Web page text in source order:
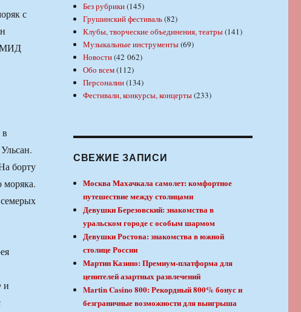
с
МИД
борту
моряка.
и
Без рубрики(145)
Грушинский фестиваль(82)
Клубы, творческие объединения, театры(141)
Музыкальные инструменты(69)
Новости(42 062)
Обо всем(112)
Персоналии(134)
Фестивали, конкурсы, концерты(233)
СВЕЖИЕ ЗАПИСИ
Москва Махачкала самолет: комфортное
путешествие между столицами
Девушки Березовский: знакомства в
уральском городе с особым шармом
Девушки Ростова: знакомства в южной
столице России
Мартин Казино: Премиум-платформа для
ценителей азартных развлечений
Martin Casino 800: Рекордный 800% бонус и
безграничные возможности для выигрыша